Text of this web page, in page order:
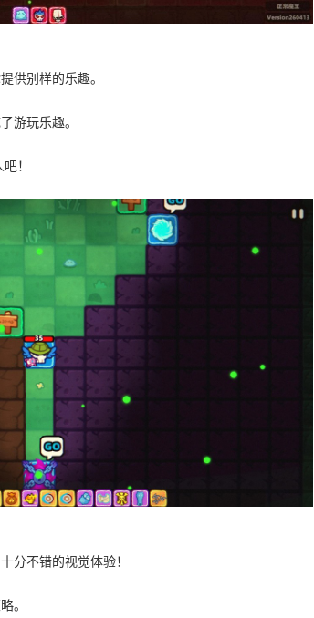
供别样的乐趣。
游玩乐趣。
！
分不错的视觉体验！
。